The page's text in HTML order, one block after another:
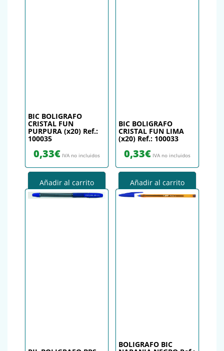
BIC BOLIGRAFO
CRISTAL FUN
PURPURA (x20) Ref.:
100035
0,33€ IVA no incluidos
Añadir al carrito
BIC BOLIGRAFO
CRISTAL FUN LIMA
(x20) Ref.: 100033
0,33€ IVA no incluidos
Añadir al carrito
BOLIGRAFO BIC